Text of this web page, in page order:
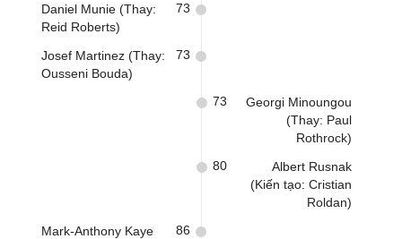
Daniel Munie (Thay:
Reid Roberts)
73
Josef Martinez (Thay:
Ousseni Bouda)
73
Georgi Minoungou
(Thay: Paul
Rothrock)
73
Albert Rusnak
(Kiến tạo: Cristian
Roldan)
80
Mark-Anthony Kaye
86